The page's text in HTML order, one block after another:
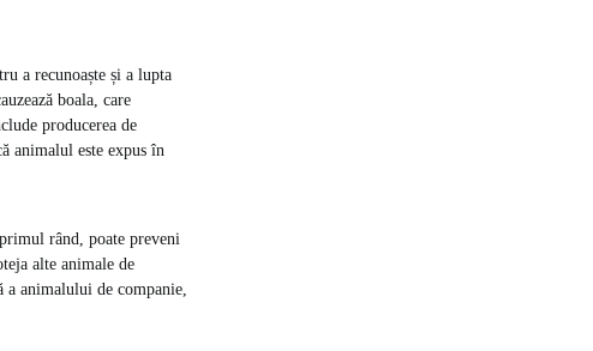
a recunoaște și a lupta
boala, care
producerea de
animalul este expus în
rând, poate preveni
alte animale de
a animalului de companie,